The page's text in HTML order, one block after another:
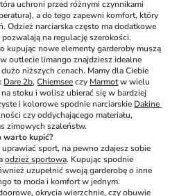
uchroni przed różnymi czynnikami
a do tego zapewni komfort, który
Odzież narciarska często ma dodatkowe
na regulację szerokości.
kupując nowe elementy garderoby muszą
outlecie limango znajdziesz idealne
niższych cenach. Mamy dla Ciebie
Dare 2b, Chiemsee czy Marmot w wielu
stoku i wolisz ubierać się w bardziej
i kolorowe spodnie narciarskie Dakine
czy oddychającego materiału,
zimowych szaleństw.
warto kupić?
sport, na pewno zdajesz sobie
odzież sportowa. Kupując spodnie
uzupełnić swoją garderobę o inne
to moda i komfort w jednym.
, okrycia wierzchnie, czy obuwie